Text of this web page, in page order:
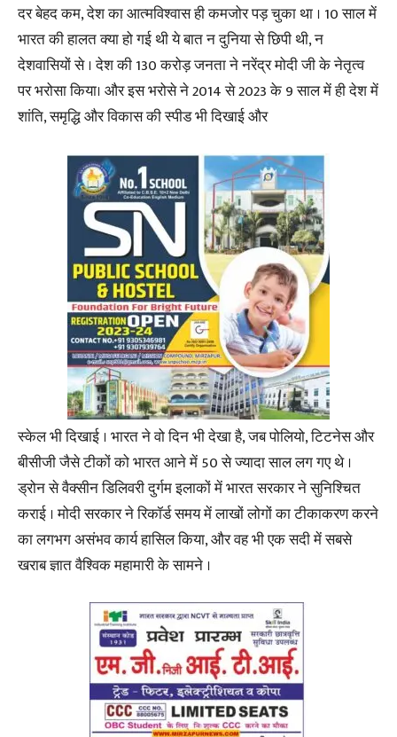
दर बेहद कम, देश का आत्मविश्वास ही कमजोर पड़ चुका था । 10 साल में
भारत की हालत क्या हो गई थी ये बात न दुनिया से छिपी थी, न
देशवासियों से । देश की 130 करोड़ जनता ने नरेंद्र मोदी जी के नेतृत्व
पर भरोसा किया। और इस भरोसे ने 2014 से 2023 के 9 साल में ही देश में
शांति, समृद्धि और विकास की स्पीड भी दिखाई और
स्केल भी दिखाई । भारत ने वो दिन भी देखा है, जब पोलियो, टिटनेस और
बीसीजी जैसे टीकों को भारत आने में 50 से ज्यादा साल लग गए थे ।
ड्रोन से वैक्सीन डिलिवरी दुर्गम इलाकों में भारत सरकार ने सुनिश्चित
कराई । मोदी सरकार ने रिकॉर्ड समय में लाखों लोगों का टीकाकरण करने
का लगभग असंभव कार्य हासिल किया, और वह भी एक सदी में सबसे
खराब ज्ञात वैश्विक महामारी के सामने ।